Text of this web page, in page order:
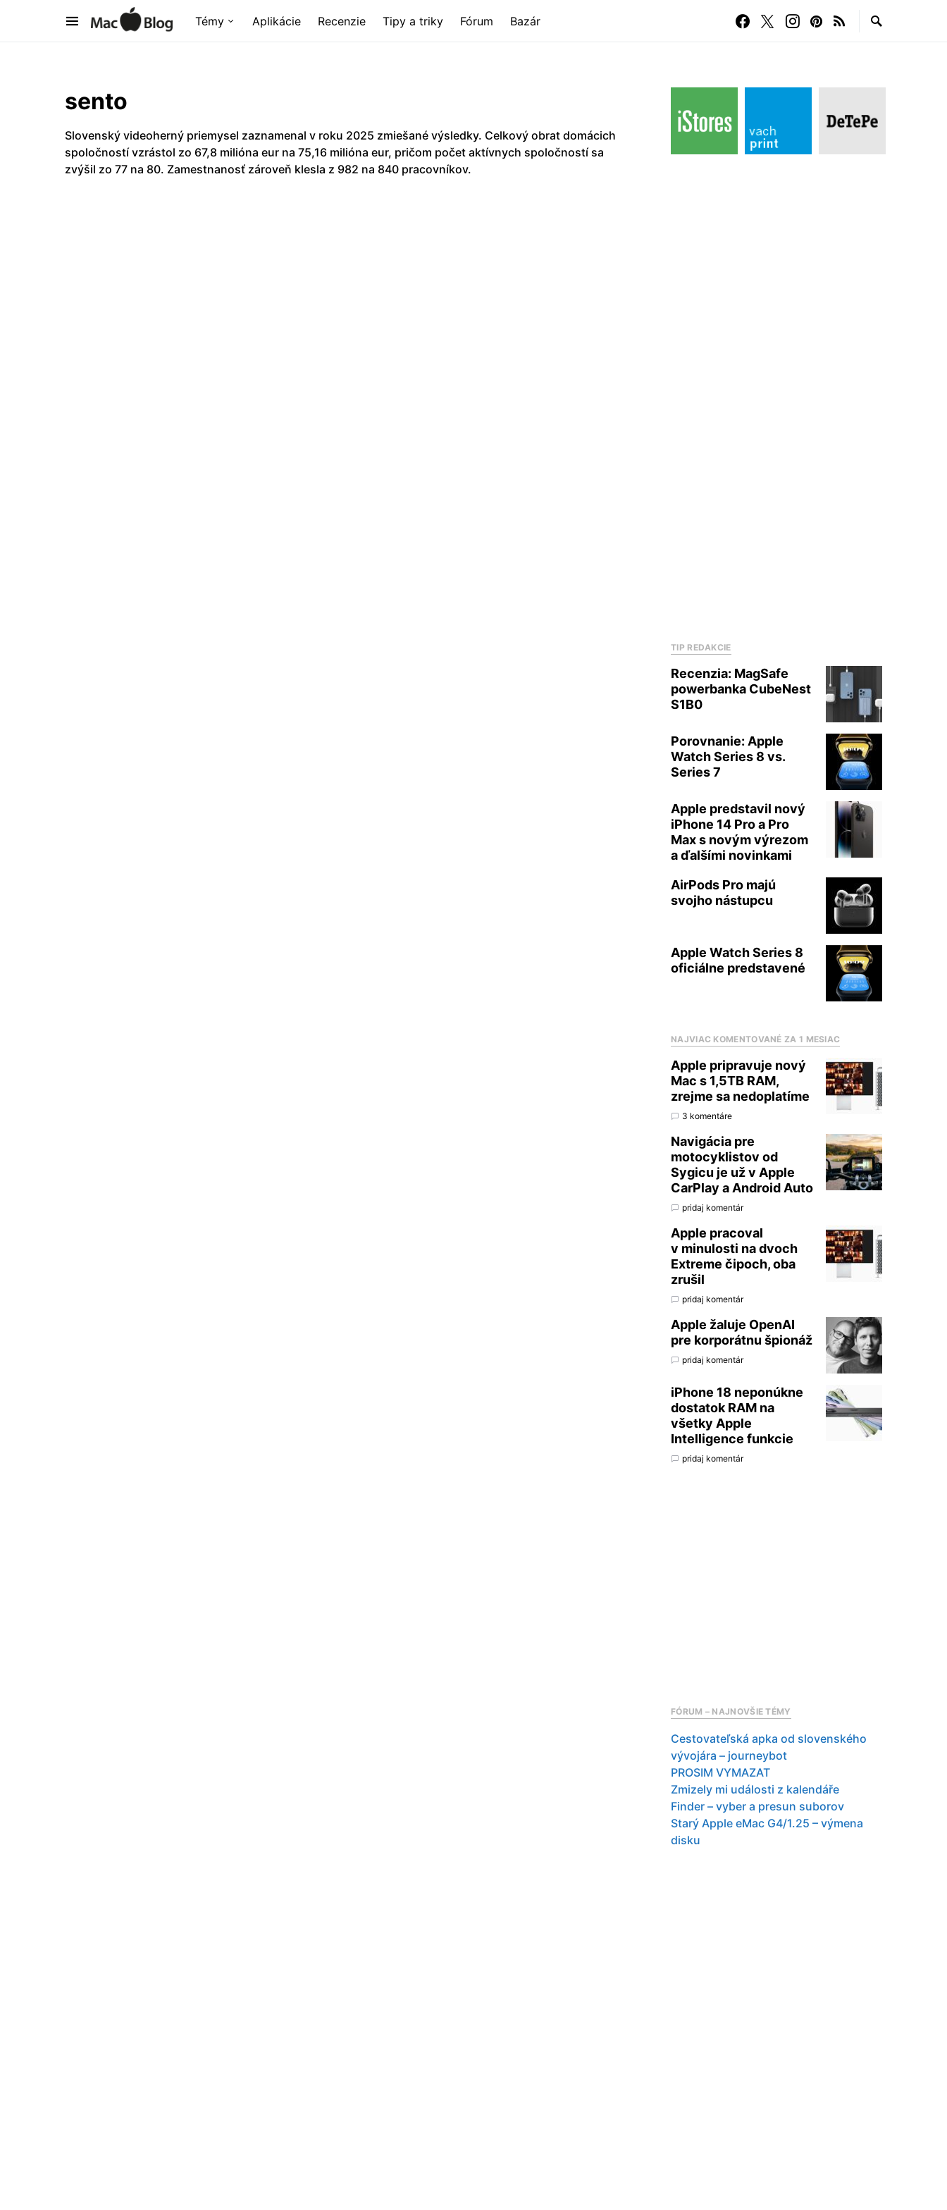
Témy Aplikácie Recenzie Tipy a triky Fórum Bazár
sento
Slovenský videoherný priemysel zaznamenal v roku 2025 zmiešané výsledky. Celkový obrat domácich
spoločností vzrástol zo 67,8 milióna eur na 75,16 milióna eur, pričom počet aktívnych spoločností sa
zvýšil zo 77 na 80. Zamestnanosť zároveň klesla z 982 na 840 pracovníkov.
TIP REDAKCIE
Recenzia: MagSafe
powerbanka CubeNest
S1B0
Porovnanie: Apple
Watch Series 8 vs.
Series 7
Apple predstavil nový
iPhone 14 Pro a Pro
Max s novým výrezom
a ďalšími novinkami
AirPods Pro majú
svojho nástupcu
Apple Watch Series 8
oficiálne predstavené
NAJVIAC KOMENTOVANÉ ZA 1 MESIAC
Apple pripravuje nový
Mac s 1,5TB RAM,
zrejme sa nedoplatíme
3 komentáre
Navigácia pre
motocyklistov od
Sygicu je už v Apple
CarPlay a Android Auto
pridaj komentár
Apple pracoval
v minulosti na dvoch
Extreme čipoch, oba
zrušil
pridaj komentár
Apple žaluje OpenAI
pre korporátnu špionáž
pridaj komentár
iPhone 18 neponúkne
dostatok RAM na
všetky Apple
Intelligence funkcie
pridaj komentár
FÓRUM – NAJNOVŠIE TÉMY
Cestovateľská apka od slovenského
vývojára – journeybot
PROSIM VYMAZAT
Zmizely mi události z kalendáře
Finder – vyber a presun suborov
Starý Apple eMac G4/1.25 – výmena
disku